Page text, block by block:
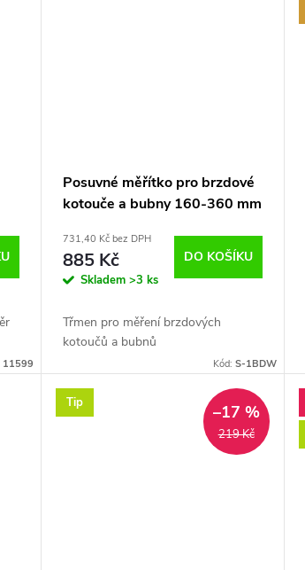
11599
Posuvné měřítko pro brzdové
kotouče a bubny 160-360 mm
731,40 Kč bez DPH
885 Kč
Skladem>3 ks
DO KOŠÍKU
Třmen pro měření brzdových
kotoučů a bubnů
Kód: S-1BDW
Tip
219 Kč
–17 %